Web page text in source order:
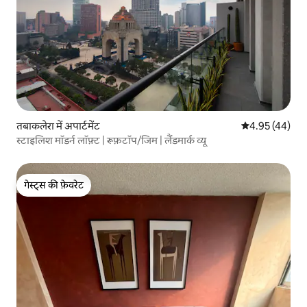
तबाकलेरा में अपार्टमेंट औसत रेटिंग 5 में
4.95 (44)
स्टाइलिश मॉडर्न लॉफ़्ट | रूफ़टॉप/जिम | लैंडमार्क व्यू
गेस्ट्स की फ़ेवरेट
गेस्ट्स की फ़ेवरेट